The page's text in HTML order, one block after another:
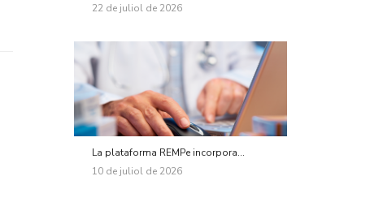
22 de juliol de 2026
La plataforma REMPe incorpora...
10 de juliol de 2026